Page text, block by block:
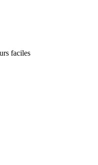
faciles